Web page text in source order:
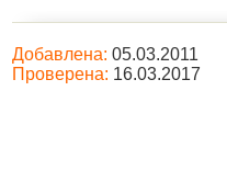
Добавлена: 05.03.2011
Проверена: 16.03.2017